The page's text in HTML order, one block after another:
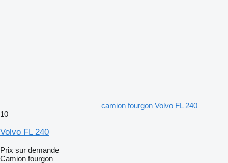
camion fourgon Volvo FL 240
10
Volvo FL 240
Prix sur demande
Camion fourgon